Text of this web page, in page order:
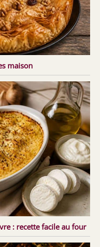
maison
: recette facile au four